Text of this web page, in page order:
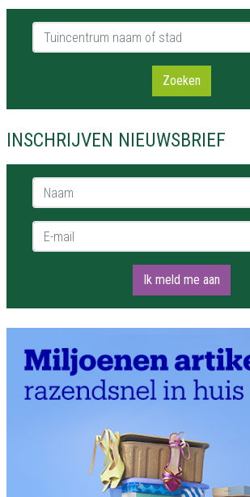
Tuincentrum naam of stad
Zoeken
INSCHRIJVEN NIEUWSBRIEF
Naam *
E-mail *
Ik meld me aan